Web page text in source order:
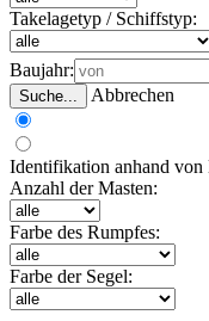
Takelagetyp / Schiffstyp:
Baujahr:
Suche... Abbrechen
Identifikation anhand von
Anzahl der Masten:
Farbe des Rumpfes:
Farbe der Segel: